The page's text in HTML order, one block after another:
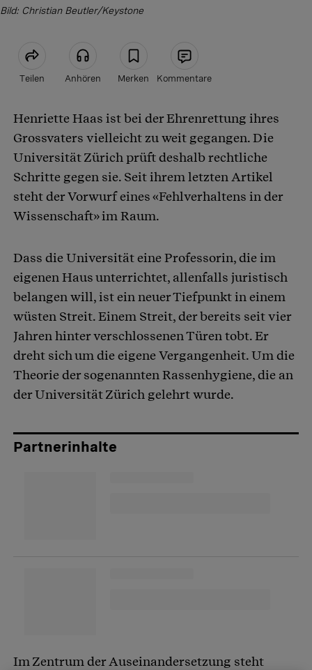
Bild: Christian Beutler/Keystone
Teilen Anhören Merken Kommentare
Artikel teilen
Henriette Haas ist bei der Ehrenrettung ihres
Grossvaters vielleicht zu weit gegangen. Die
Universität Zürich prüft deshalb rechtliche
Schritte gegen sie. Seit ihrem letzten Artikel
steht der Vorwurf eines «Fehlverhaltens in der
Wissenschaft» im Raum.
Dass die Universität eine Professorin, die im
eigenen Haus unterrichtet, allenfalls juristisch
belangen will, ist ein neuer Tiefpunkt in einem
wüsten Streit. Einem Streit, der bereits seit vier
Jahren hinter verschlossenen Türen tobt. Er
dreht sich um die eigene Vergangenheit. Um die
Theorie der sogenannten Rassenhygiene, die an
der Universität Zürich gelehrt wurde.
Partnerinhalte
Im Zentrum der Auseinandersetzung steht